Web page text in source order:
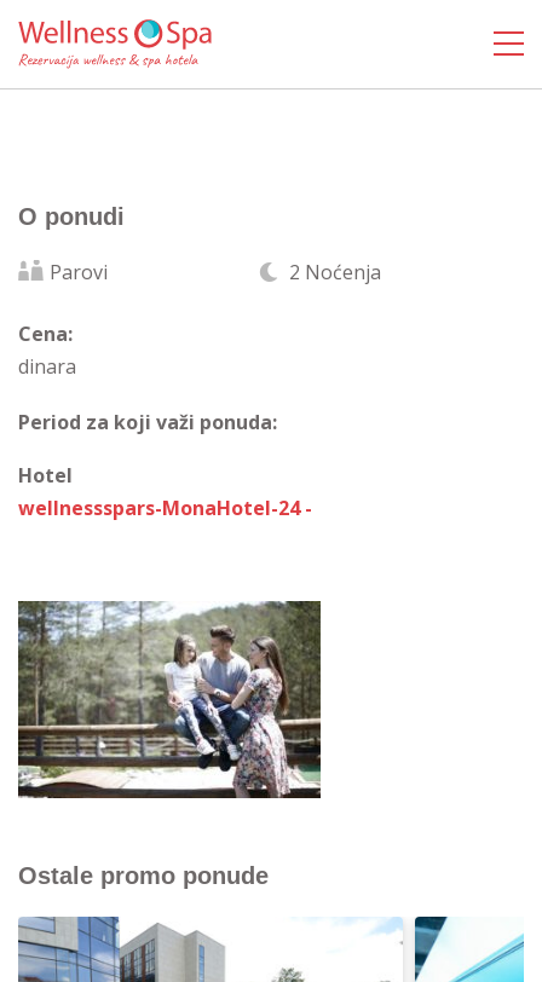
O ponudi
Parovi 2 Noćenja
Cena:
dinara
Period za koji važi ponuda:
Hotel
wellnessspars-MonaHotel-24 -
Ostale promo ponude